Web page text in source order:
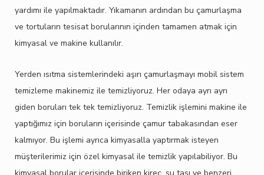
yardımı ile yapılmaktadır. Yıkamanın ardından bu çamurlaşma
ve tortuların tesisat borularının içinden tamamen atmak için
kimyasal ve makine kullanılır.
Yerden ısıtma sistemlerindeki aşırı çamurlaşmayı mobil sistem
temizleme makinemiz ile temizliyoruz. Her odaya ayrı ayrı
giden boruları tek tek temizliyoruz. Temizlik işlemini makine ile
yaptığımız için boruların içerisinde çamur tabakasından eser
kalmıyor. Bu işlemi ayrıca kimyasalla yaptırmak isteyen
müşterilerimiz için özel kimyasal ile temizlik yapılabiliyor. Bu